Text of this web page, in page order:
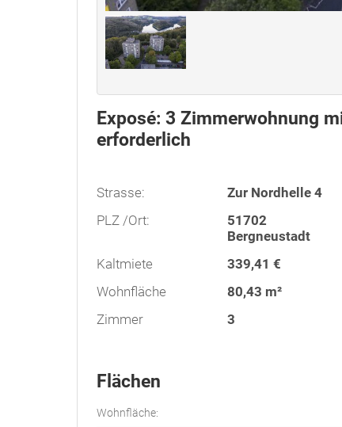
Exposé: 3 Zimmerwohnung
erforderlich
Strasse:
Zur Nordhelle 4
PLZ /Ort:
51702
Bergneustadt
Kaltmiete
339,41 €
Wohnfläche
80,43 m²
Zimmer
3
Flächen
Wohnfläche: